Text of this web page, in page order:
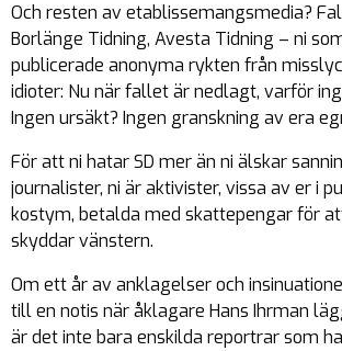
Och resten av etablissemangsmedia?
Borlänge Tidning, Avesta Tidning – ni
publicerade anonyma rykten från
idioter: Nu när fallet är nedlagt, varför
Ingen ursäkt? Ingen granskning av era
För att ni hatar SD mer än ni älskar
journalister, ni är aktivister, vissa av er i
kostym, betalda med skattepengar för
skyddar vänstern.
Om ett år av anklagelser och
till en notis när åklagare Hans Ihrman
är det inte bara enskilda reportrar som